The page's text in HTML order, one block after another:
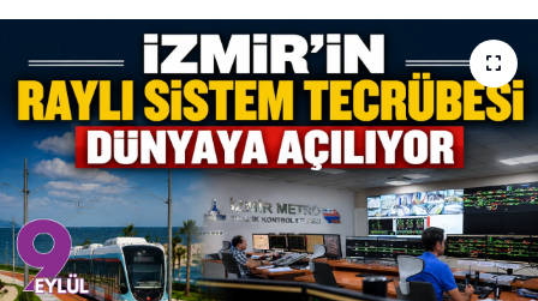
SPOR
TEKNOLOJİ
YAŞAM
YEREL YÖNETİMLER